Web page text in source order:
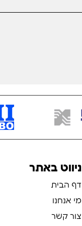
ניווט באתר
דף הבית
מי אנחנו
צור קשר